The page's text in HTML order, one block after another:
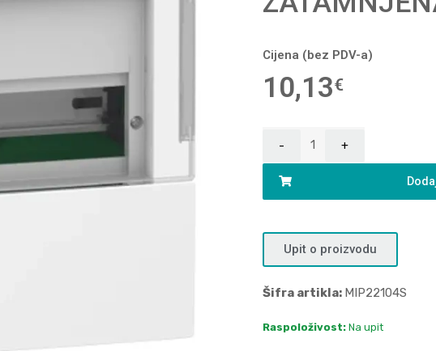
Cijena (bez PDV-a)
10,13€
Upit o proizvodu
Šifra artikla: MIP22104S
Raspoloživost: Na upit